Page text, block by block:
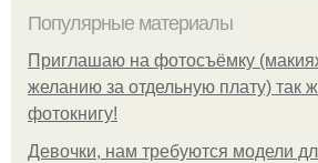
Популярные материалы
Приглашаю на фотосъёмку
желанию за отдельную плату) так
фотокнигу!
Девочки, нам требуются модели